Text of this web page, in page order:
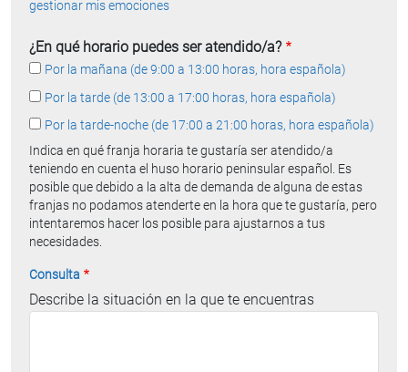
gestionar mis emociones
¿En qué horario puedes ser atendido/a?
Por la mañana (de 9:00 a 13:00 horas, hora española)
Por la tarde (de 13:00 a 17:00 horas, hora española)
Por la tarde-noche (de 17:00 a 21:00 horas, hora española)
Indica en qué franja horaria te gustaría ser atendido/a
teniendo en cuenta el huso horario peninsular español. Es
posible que debido a la alta de demanda de alguna de estas
franjas no podamos atenderte en la hora que te gustaría, pero
intentaremos hacer los posible para ajustarnos a tus
necesidades.
Consulta
Describe la situación en la que te encuentras